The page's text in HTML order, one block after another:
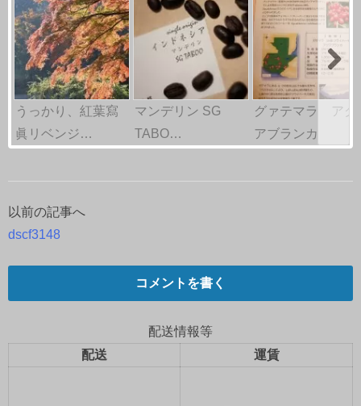
うっかり、紅葉寫
眞リベンジ…
マンデリン SG
TABO…
グァテマラ アグ
アブランカ
投
以前の記事へ
dscf3148
コメントを書く
配送情報等
配送
運賃